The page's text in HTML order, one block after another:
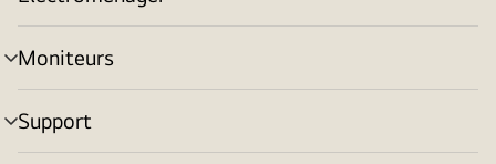
déroulant
Moniteurs
menu
déroulant
Support
menu
déroulant